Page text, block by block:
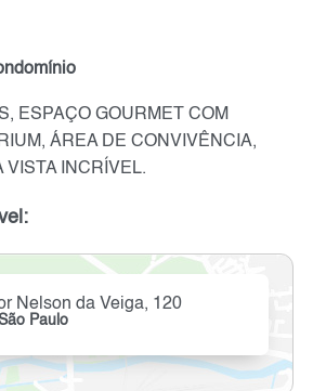
ESPAÇO GOURMET COM
ÁREA DE CONVIVÊNCIA,
VISTA INCRÍVEL.
Nelson da Veiga, 120
Paulo